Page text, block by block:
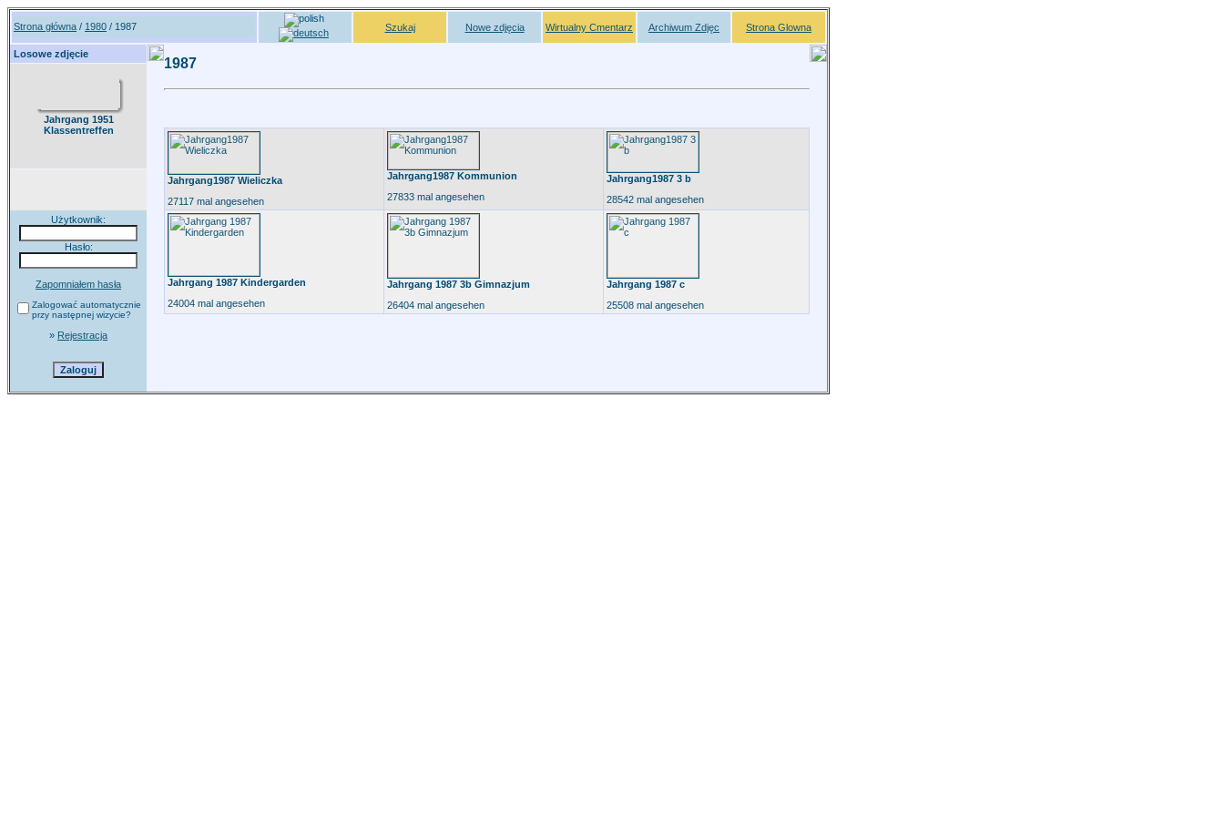
Strona główna / 1980 / 1987 Szukaj Nowe zdjęcia Wirtualny Cmentarz Archiwum Zdjęc Strona Glowna
Losowe zdjęcie
Jahrgang 1951
Klassentreffen
Użytkownik:
Hasło:
Zapomniałem hasła
Zalogować automatycznie
przy następnej wizycie?
» Rejestracja
1987
Jahrgang1987 Wieliczka
27117 mal angesehen
Jahrgang1987 Kommunion
27833 mal angesehen
Jahrgang1987 3 b
28542 mal angesehen
Jahrgang 1987 Kindergarden
24004 mal angesehen
Jahrgang 1987 3b Gimnazjum
26404 mal angesehen
Jahrgang 1987 c
25508 mal angesehen